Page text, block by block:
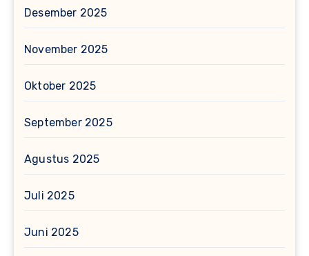
Desember 2025
November 2025
Oktober 2025
September 2025
Agustus 2025
Juli 2025
Juni 2025